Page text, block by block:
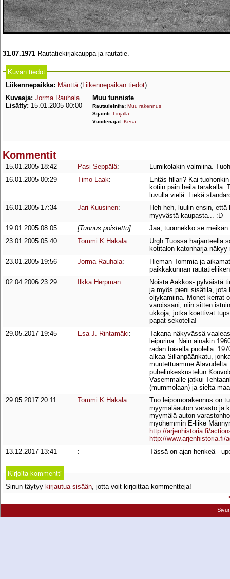
31.07.1971 Rautatiekirjakauppa ja rautatie.
Kuvan tiedot
Liikennepaikka: Mänttä(Liikennepaikan tiedot)
Kuvaaja: Jorma Rauhala
Lisätty: 15.01.2005 00:00
Muu tunniste
Rautatieinfra: Muu rakennus
Sijainti: Linjalla
Vuodenajat: Kesä
Kommentit
15.01.2005 18:42 Pasi Seppälä:
Lumikolakin valmiina.
16.01.2005 00:29
Timo Laak:
Entäs fillari? Kai
kotiin päin heila tarakalla.
luvulla vielä. Liekä
16.01.2005 17:34
Jari Kuusinen:
Heh heh, luulin ensin,
myyvästä kaupasta... :D
19.01.2005 08:05
[Tunnus poistettu]:
Jaa, tuonnekko se
23.01.2005 05:40
Tommi K Hakala:
Urgh.Tuossa harjanteella
kotitalon katonharja
23.01.2005 19:56
Jorma Rauhala:
Hieman Tommia ja
paikkakunnan
02.04.2006 23:29
Ilkka Herpman:
Noista Aakkos- pylväistä
ja myös pieni sisätila, jota
oljykamiina. Monet kerrat
varoissani, niin sitten
ukkoja, jotka koettivat
papat sekotella!
29.05.2017 19:45
Esa J. Rintamäki:
Takana näkyvässä
leipurina. Näin ainakin
radan toisella puolella.
alkaa Sillanpäänkatu,
muutettuamme
puhelinkeskustelun
Vasemmalle jatkui
(mummolaan) ja sieltä
29.05.2017 20:11
Tommi K Hakala:
Tuo leipomorakennus on
myymäläauton varasto ja
myymälä-auton
myöhemmin E-liike
http://arjenhistoria.fi/
http://www.arjenhistoria.fi/
13.12.2017 13:41
: Tässä on ajan henkeä -
Kirjoita kommentti
Sinun täytyy kirjautua sisään, jotta voit kirjoittaa kommentteja!